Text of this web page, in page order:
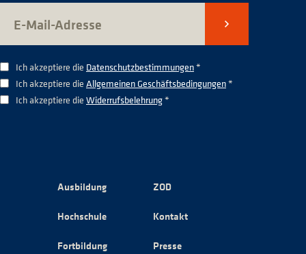
Senden
Ich akzeptiere die Datenschutzbestimmungen*
Ich akzeptiere die Allgemeinen Geschäftsbedingungen*
Ich akzeptiere die Widerrufsbelehrung*
Ausbildung
Hochschule
Fortbildung
ZOD
Kontakt
Presse